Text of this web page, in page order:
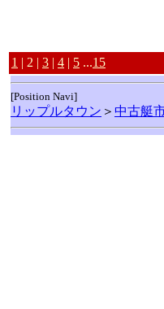
1 | 2 | 3 | 4 | 5 ...15
[Position Navi]
リップルタウン ＞ 中古艇